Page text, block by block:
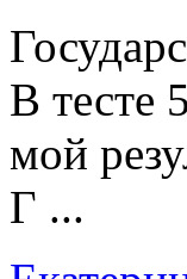
В тесте
мой
Г ...